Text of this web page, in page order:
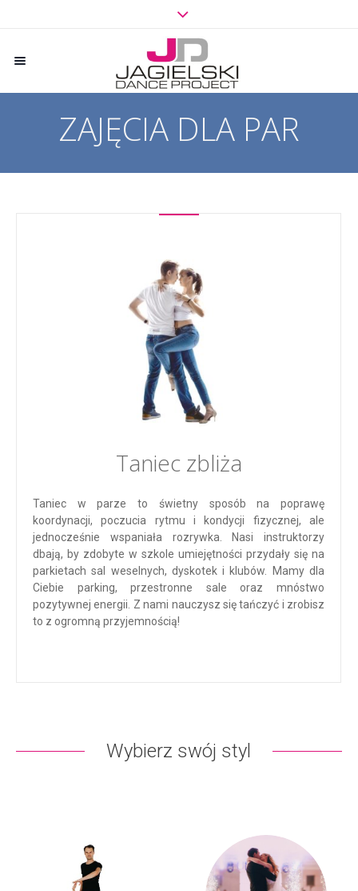
ZAJĘCIA DLA PAR
Taniec zbliża
Taniec w parze to świetny sposób na poprawę
koordynacji, poczucia rytmu i kondycji fizycznej, ale
jednocześnie wspaniała rozrywka. Nasi instruktorzy
dbają, by zdobyte w szkole umiejętności przydały się na
parkietach sal weselnych, dyskotek i klubów. Mamy dla
Ciebie parking, przestronne sale oraz mnóstwo
pozytywnej energii. Z nami nauczysz się tańczyć i zrobisz
to z ogromną przyjemnością!
Wybierz swój styl